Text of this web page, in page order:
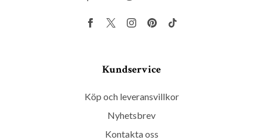
Kundservice
Köp och leveransvillkor
Nyhetsbrev
Kontakta oss